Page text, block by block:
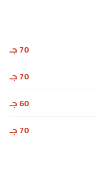
70 جـ
70 جـ
60 جـ
70 جـ